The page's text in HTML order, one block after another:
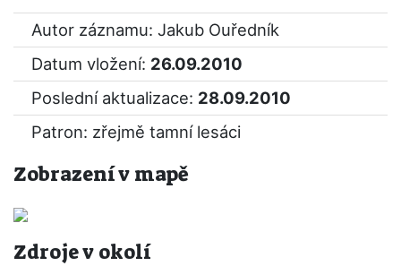
Autor záznamu: Jakub Ouředník
Datum vložení: 26.09.2010
Poslední aktualizace: 28.09.2010
Patron: zřejmě tamní lesáci
Zobrazení v mapě
Zdroje v okolí